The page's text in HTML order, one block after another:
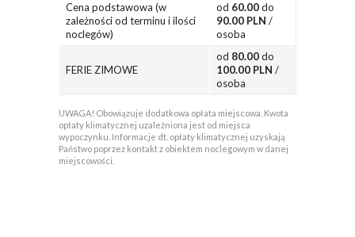
Cena podstawowa (w
zależności od terminu i ilości
noclegów)
od 60.00do
90.00 PLN /
osoba
FERIE ZIMOWE
od 80.00do
100.00 PLN /
osoba
UWAGA! Obowiązuje dodatkowa opłata miejscowa. Kwota
opłaty klimatycznej uzależniona jest od miejsca
wypoczynku. Informacje dt. opłaty klimatycznej uzyskają
Państwo poprzez kontakt z obiektem noclegowym w danej
miejscowości.